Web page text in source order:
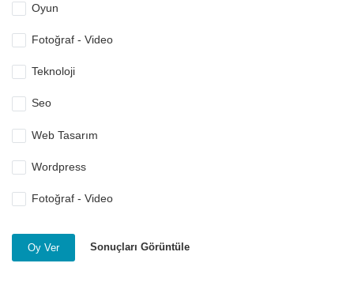
Oyun
Fotoğraf - Video
Teknoloji
Seo
Web Tasarım
Wordpress
Fotoğraf - Video
Oy Ver Sonuçları Görüntüle